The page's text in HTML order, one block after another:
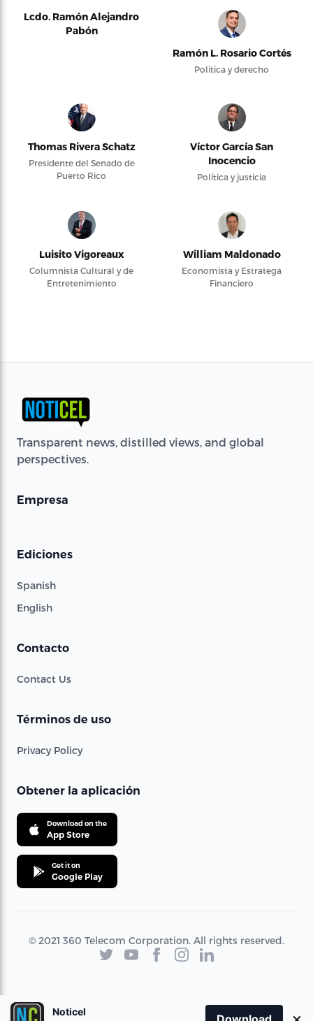
Lcdo. Ramón Alejandro
Pabón
Ramón L. Rosario Cortés
Política y derecho
Thomas Rivera Schatz
Presidente del Senado de
Puerto Rico
Víctor García San
Inocencio
Política y justicia
Luisito Vigoreaux
Columnista Cultural y de
Entretenimiento
William Maldonado
Economista y Estratega
Financiero
Transparent news, distilled views, and global
perspectives.
Empresa
Ediciones
Spanish
English
Contacto
Contact Us
Términos de uso
Privacy Policy
Obtener la aplicación
Download on the
App Store
Get it on
Google Play
© 2021 360 Telecom Corporation. All rights reserved.
Noticel